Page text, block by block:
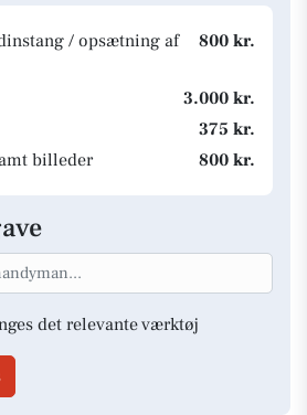
/ opsætning af
800 kr.
3.000 kr.
375 kr.
billeder
800 kr.
det relevante værktøj